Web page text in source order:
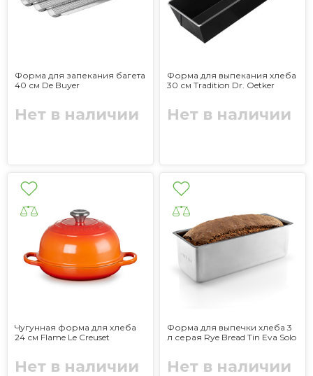
Форма для запекания багета
40 см De Buyer
Нет в наличии
Форма для выпекания хлеба
30 см Tradition Dr. Oetker
Нет в наличии
Чугунная форма для хлеба
24 см Flame Le Creuset
Нет в наличии
Форма для выпечки хлеба 3
л серая Rye Bread Tin Eva Solo
Нет в наличии